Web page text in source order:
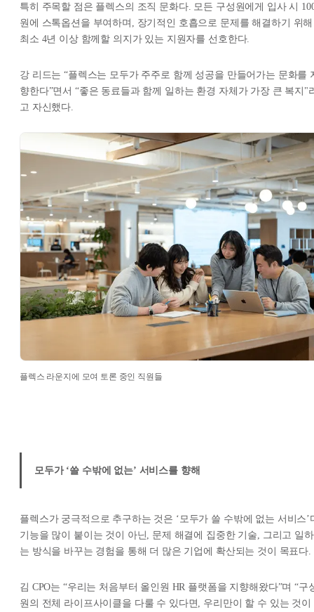
특히 주목할 점은 플렉스의 조직 문화다. 모든 구성원에게 입사 시
원에 스톡옵션을 부여하며, 장기적인 호흡으로 문제를 해결하기 위해
최소 4년 이상 함께할 의지가 있는 지원자를 선호한다.
강 리드는 “플렉스는 모두가 주주로 함께 성공을 만들어가는 문화를
향한다”면서 “좋은 동료들과 함께 일하는 환경 자체가 가장 큰 복지"
고 자신했다.
플렉스 라운지에 모여 토론 중인 직원들
모두가 ‘쓸 수밖에 없는’ 서비스를 향해
플렉스가 궁극적으로 추구하는 것은 ‘모두가 쓸 수밖에 없는 서비스’
기능을 많이 붙이는 것이 아닌, 문제 해결에 집중한 기술, 그리고 일하
는 방식을 바꾸는 경험을 통해 더 많은 기업에 확산되는 것이 목표다.
김 CPO는 “우리는 처음부터 올인원 HR 플랫폼을 지향해왔다”며 “구
원의 전체 라이프사이클을 다룰 수 있다면, 우리만이 할 수 있는 것이